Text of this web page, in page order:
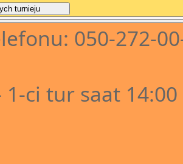
050-272-
1-ci tur saat 14:00